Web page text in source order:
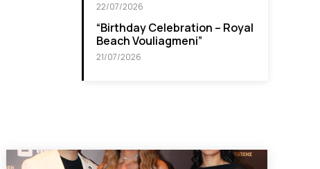
22/07/2026
“Βirthday Celebration – Royal
Beach Vouliagmeni”
21/07/2026